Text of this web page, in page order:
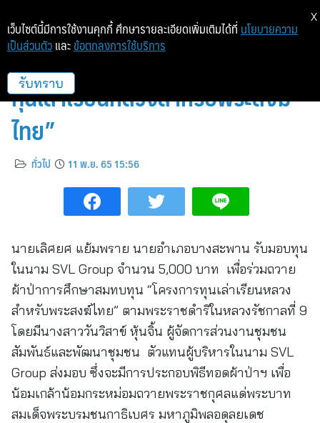
SVL Group สมทบทุน “โครงการ
ทุนเล่าเรียนหลวงสำหรับพระสงฆ์
ไทย”
ทั่วไป 11 พ.ย. 65 15:56
นายเลิศยศ แย้มพราย นายอำเภอบางสะพาน รับมอบทุน
ในนาม SVL Group จำนวน 5,000 บาท เพื่อร่วมถวาย
ผ้าป่าการศึกษาสมทบทุน “โครงการทุนเล่าเรียนหลวง
สำหรับพระสงฆ์ไทย” ตามพระราชดำริในหลวงรัชกาลที่ 9
โดยมีนางสาววันวิสาข์ หุ้นจิ้น ผู้จัดการส่วนงานชุมชน
สัมพันธ์และพัฒนาชุมชน ตัวแทนผู้บริหารในนาม SVL
Group ส่งมอบ ซึ่งจะมีการประกอบพิธีทอดผ้าป่าฯ เพื่อ
น้อมเกล้าน้อมกระหม่อมถวายพระราชกุศลแด่พระบาท
สมเด็จพระบรมชนกาธิเบศร มหาภูมิพลอดุลยเดช
เว็บไซต์นี้มีการใช้งานคุกกี้ ศึกษารายละเอียดเพิ่มเติมได้ที่ นโยบายความ
เป็นส่วนตัว และ ข้อตกลงการใช้บริการ
รับทราบ
X